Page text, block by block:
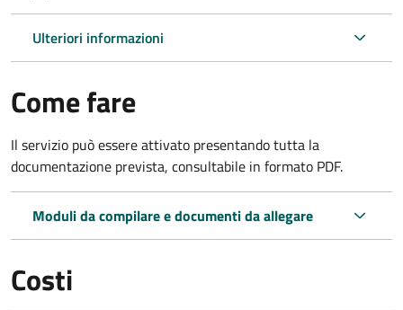
Ulteriori informazioni
Come fare
Il servizio può essere attivato presentando tutta la
documentazione prevista, consultabile in formato PDF.
Moduli da compilare e documenti da allegare
Costi